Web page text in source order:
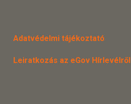
Adatvédelmi tájékoztató
Leiratkozás az eGov Hírlevélről